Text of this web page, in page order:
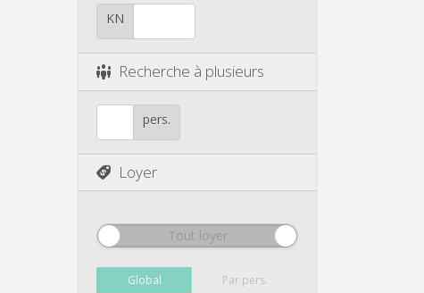
KN
Recherche à plusieurs
pers.
Loyer
Tout loyer
Global Par pers.